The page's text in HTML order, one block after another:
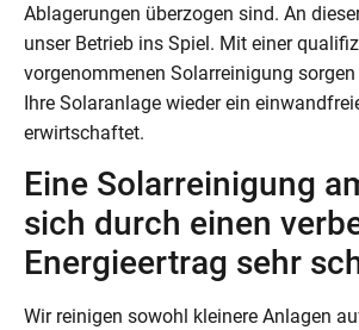
Ablagerungen überzogen sind. An
unser Betrieb ins Spiel. Mit einer
vorgenommenen Solarreinigung
Ihre Solaranlage wieder ein
erwirtschaftet.
Eine Solarreinigung
sich durch einen
Energieertrag sehr
Wir reinigen sowohl kleinere Anlagen